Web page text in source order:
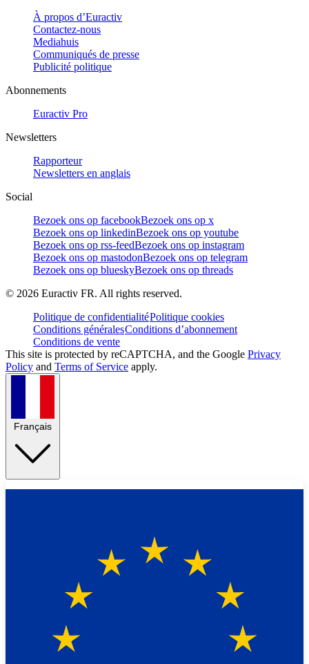
À propos d’Euractiv
Contactez-nous
Mediahuis
Communiqués de presse
Publicité politique
Abonnements
Euractiv Pro
Newsletters
Rapporteur
Newsletters en anglais
Social
Bezoek ons op facebookBezoek ons op x
Bezoek ons op linkedinBezoek ons op youtube
Bezoek ons op rss-feedBezoek ons op instagram
Bezoek ons op mastodonBezoek ons op telegram
Bezoek ons op blueskyBezoek ons op threads
© 2026 Euractiv FR. All rights reserved.
Politique de confidentialitéPolitique cookies
Conditions généralesConditions d’abonnement
Conditions de vente
This site is protected by reCAPTCHA, and the Google Privacy
Policy and Terms of Service apply.
Français